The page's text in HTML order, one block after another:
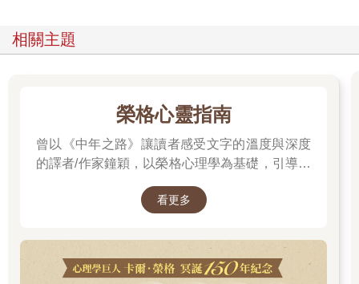
擅長閒聊的人，如果對方說「等一等」，他們就會等。
覺得這是沒有辦法的事，會認為這次只是沒有緣分而已。
那麼，如果對方看起來不忙，該如何搭話呢？
認為現在正是說話的好時機，於是急切地、愣頭愣腦地衝上去，
會這麼做的終究還是不擅閒聊的人。
擅長閒聊的人，會在不慌不忙、從容不迫地接近對方後，跟對方
我注意到這樣一件事：即使在對方不忙的時候，擅長閒聊的人或
者成功人士，在正式搭話前，一定會說一句話。
相關主題
榮格心靈指南
曾以《中年之路》讓讀者感受文字的溫度與深度
的譯者/作家鐘穎，以榮格心理學為基礎，引導你
間，你是否忘了真正的自己？文字溫柔卻不逃避
的自己……想知道如何開始這段心靈旅程嗎？
看更多